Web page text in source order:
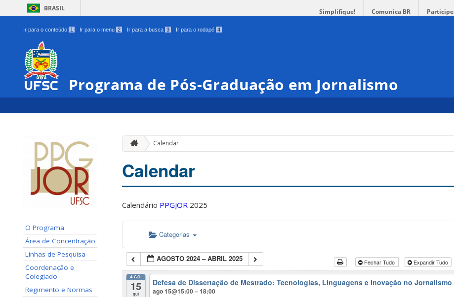
BRASIL Simplifique! Comunica BR Participe
Ir para o conteúdo 1 Ir para o menu 2 Ir para a busca 3 Ir para o rodapé 4
Programa de Pós-Graduação em Jornalismo
O Programa
Área de Concentração
Linhas de Pesquisa
Coordenação e
Colegiado
Regimento e Normas
Calendar
Calendar
Calendário PPGJOR 2025
Categorias
AGOSTO 2024 – ABRIL 2025 Fechar Tudo Expandir Tudo
AGO
15
qui
Defesa de Dissertação de Mestrado: Tecnologias, Linguagens e Inovação no Jornalismo
ago 15@15:00 – 18:00